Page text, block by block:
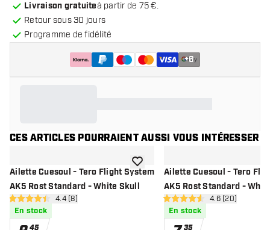
Livraison gratuiteà partir de 75 €.
Retour sous 30 jours
Programme de fidélité
+6
CES ARTICLES POURRAIENT AUSSI VOUS INTÉRESSER
Ailette Cuesoul - Tero Flight System
AK5 Rost Standard - White Skull
ouvrir le panneau des avis
4.4 étoiles de notation
4.4 (8)
En stock
45
ajouter à la liste de souhaits
Ailette Cuesoul - Tero
AK5 Rost Standard -
ouvrir le
4.6 étoiles de notation
4.6 (20)
En stock
35